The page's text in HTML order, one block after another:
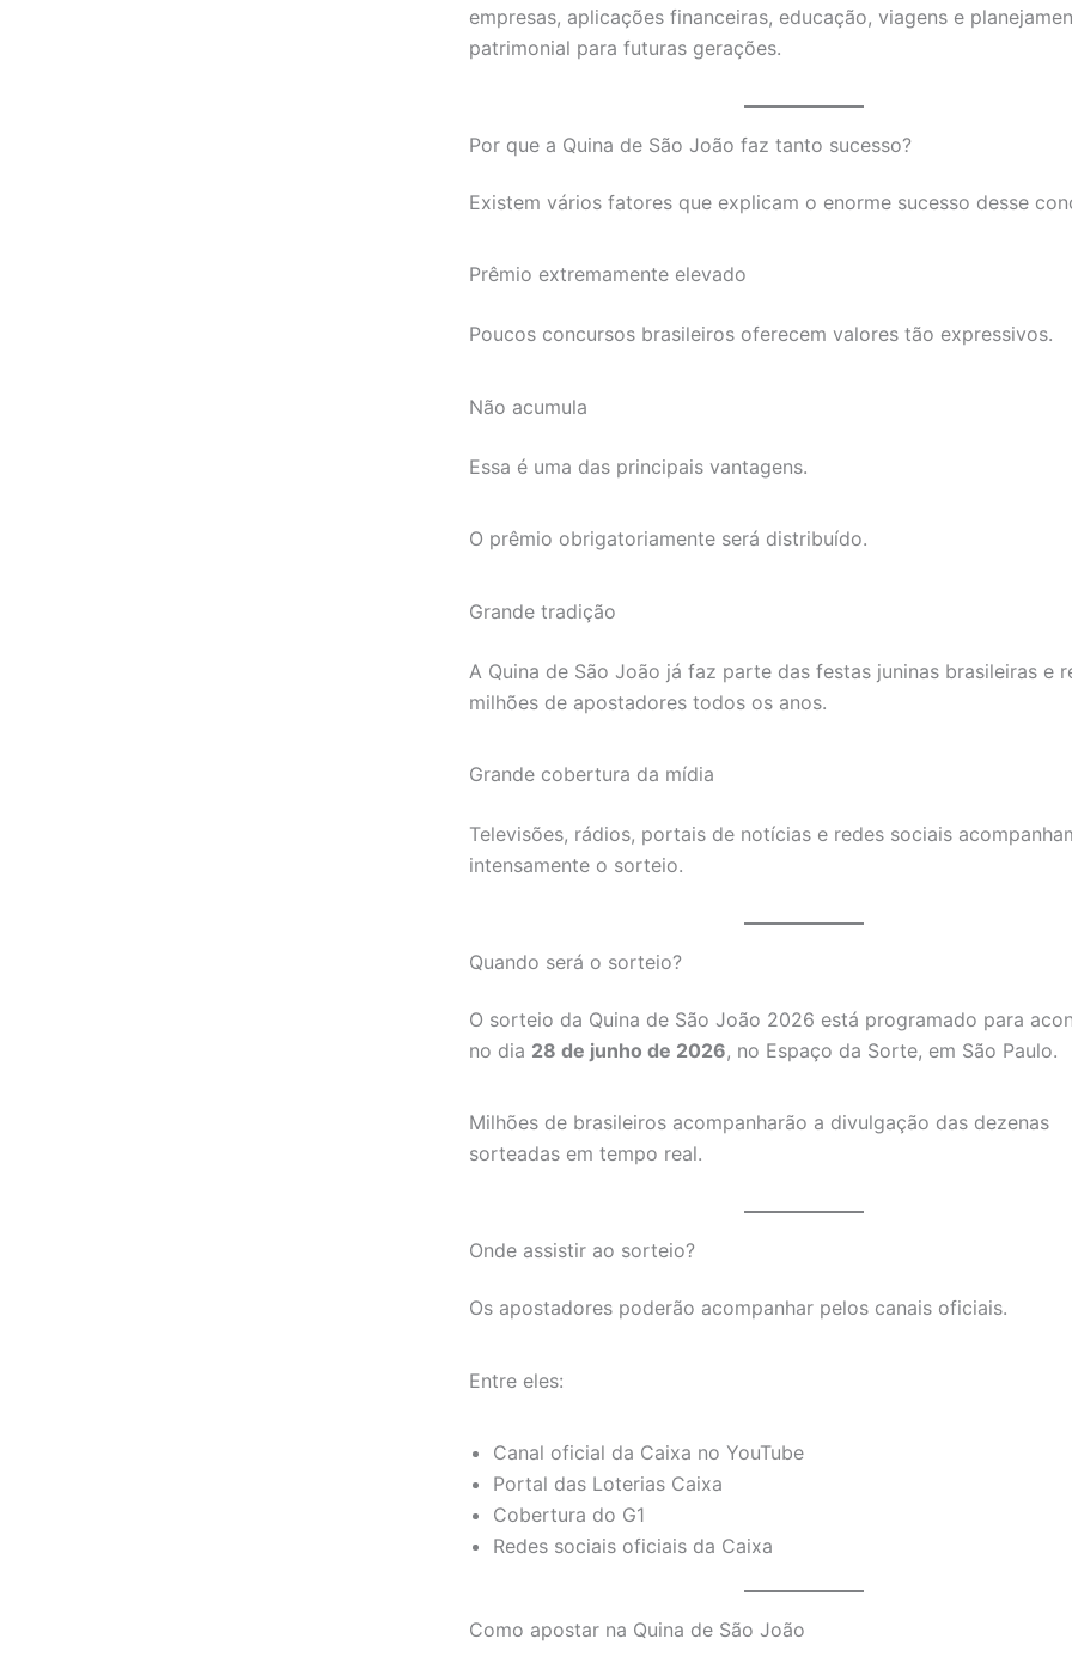
empresas, aplicações financeiras, educação, viagens e
patrimonial para futuras gerações.
Por que a Quina de São João faz tanto sucesso?
Existem vários fatores que explicam o enorme sucesso desse
Prêmio extremamente elevado
Poucos concursos brasileiros oferecem valores tão expressivos.
Não acumula
Essa é uma das principais vantagens.
O prêmio obrigatoriamente será distribuído.
Grande tradição
A Quina de São João já faz parte das festas juninas brasileiras e
milhões de apostadores todos os anos.
Grande cobertura da mídia
Televisões, rádios, portais de notícias e redes sociais
intensamente o sorteio.
Quando será o sorteio?
O sorteio da Quina de São João 2026 está programado para
no dia 28 de junho de 2026, no Espaço da Sorte, em São Paulo.
Milhões de brasileiros acompanharão a divulgação das dezenas
sorteadas em tempo real.
Onde assistir ao sorteio?
Os apostadores poderão acompanhar pelos canais oficiais.
Entre eles:
Canal oficial da Caixa no YouTube
Portal das Loterias Caixa
Cobertura do G1
Redes sociais oficiais da Caixa
Como apostar na Quina de São João